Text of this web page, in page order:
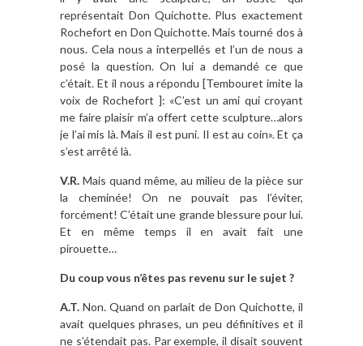
représentait Don Quichotte. Plus exactement
Rochefort en Don Quichotte. Mais tourné dos à
nous. Cela nous a interpellés et l’un de nous a
posé la question. On lui a demandé ce que
c’était. Et il nous a répondu [Tembouret imite la
voix de Rochefort ]: «C’est un ami qui croyant
me faire plaisir m’a offert cette sculpture…alors
je l’ai mis là. Mais il est puni. Il est au coin». Et ça
s’est arrêté là.
V.R. Mais quand même, au milieu de la pièce sur
la cheminée! On ne pouvait pas l’éviter,
forcément! C’était une grande blessure pour lui.
Et en même temps il en avait fait une
pirouette…
Du coup vous n’êtes pas revenu sur le sujet ?
A.T. Non. Quand on parlait de Don Quichotte, il
avait quelques phrases, un peu définitives et il
ne s’étendait pas. Par exemple, il disait souvent